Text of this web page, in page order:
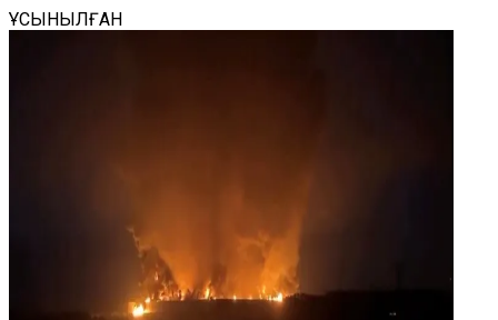
ҰСЫНЫЛҒАН